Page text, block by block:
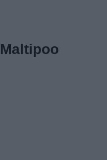
Maltipoo